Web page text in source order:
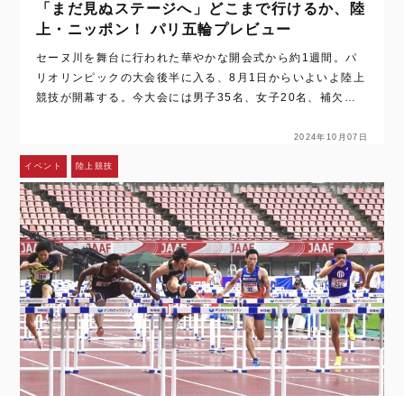
「まだ見ぬステージへ」どこまで行けるか、陸
上・ニッポン！ パリ五輪プレビュー
セーヌ川を舞台に行われた華やかな開会式から約1週間。パ
リオリンピックの大会後半に入る、8月1日からいよいよ陸上
競技が開幕する。今大会には男子35名、女子20名、補欠登
2024年10月07日
イベント 陸上競技